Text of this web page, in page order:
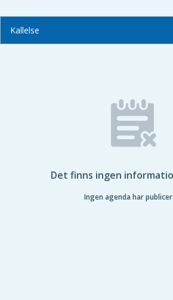
Kallelse
Det finns ingen
Ingen agenda har